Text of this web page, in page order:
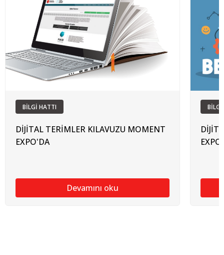
BİLGİ HATTI
DİJİTAL TERİMLER KILAVUZU MOMENT
EXPO'DA
Devamını oku